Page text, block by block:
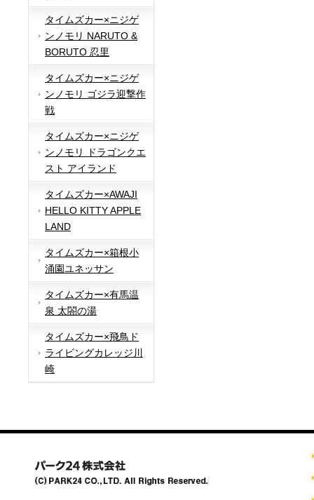
タイムズカー×ニジゲ
ンノモリ NARUTO &
BORUTO 忍里
タイムズカー×ニジゲ
ンノモリ ゴジラ迎撃作
戦
タイムズカー×ニジゲ
ンノモリ ドラゴンクエ
スト アイランド
タイムズカー×AWAJI
HELLO KITTY APPLE
LAND
タイムズカー×箱根小
涌園ユネッサン
タイムズカー×有馬温
泉 太閤の湯
タイムズカー×飛鳥ド
ライビングカレッジ川
崎